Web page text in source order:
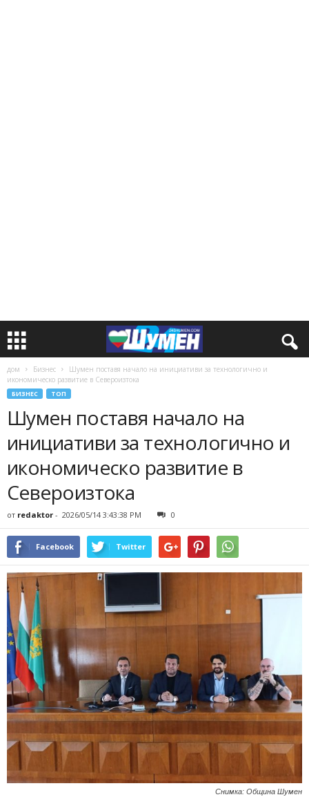
дом Бизнес
Шумен поставя начало на инициативи за технологично и
икономическо развитие в Североизтока
БИЗНЕС ТОП
Шумен поставя начало на
инициативи за технологично и
икономическо развитие в
Североизтока
от redaktor - 2026/05/14 3:43:38 PM 0
Facebook Twitter
Снимка: Община Шумен